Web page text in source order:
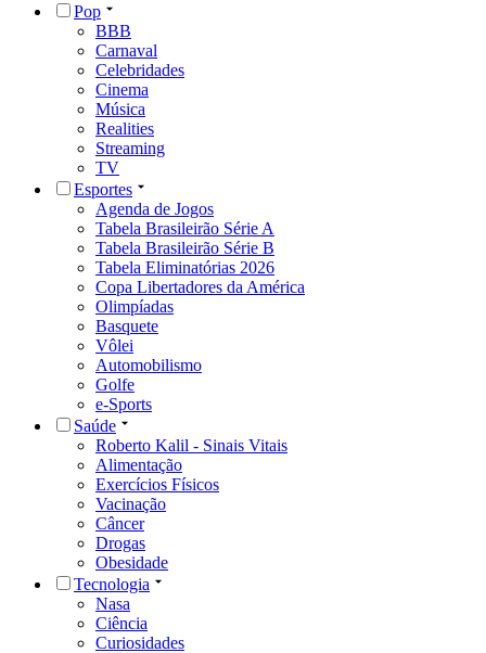
Pop
BBB
Carnaval
Celebridades
Cinema
Música
Realities
Streaming
TV
Esportes
Agenda de Jogos
Tabela Brasileirão Série A
Tabela Brasileirão Série B
Tabela Eliminatórias 2026
Copa Libertadores da América
Olimpíadas
Basquete
Vôlei
Automobilismo
Golfe
e-Sports
Saúde
Roberto Kalil - Sinais Vitais
Alimentação
Exercícios Físicos
Vacinação
Câncer
Drogas
Obesidade
Tecnologia
Nasa
Ciência
Curiosidades